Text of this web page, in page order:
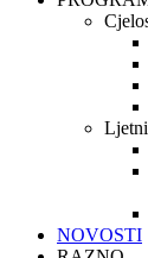
NOVOSTI